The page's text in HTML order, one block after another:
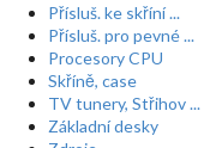
Přísluš. ke skříní ...
Přísluš. pro pevné ...
Procesory CPU
Skříně, case
TV tunery, Střihov ...
Základní desky